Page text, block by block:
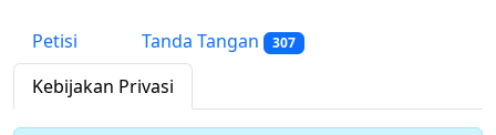
Petisi Tanda Tangan 307
Kebijakan Privasi